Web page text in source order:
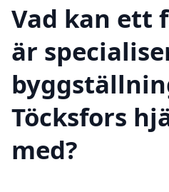
Vad kan ett
är
Töcksfors
med?